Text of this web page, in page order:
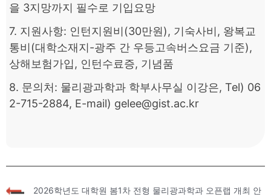
을 3지망까지 필수로 기입요망
7. 지원사항: 인턴지원비(30만원), 기숙사비, 왕복교
통비(대학소재지-광주 간 우등고속버스요금 기준),
상해보험가입, 인턴수료증, 기념품
8. 문의처: 물리광과학과 학부사무실 이강은, Tel) 06
2-715-2884, E-mail) gelee@gist.ac.kr
«
2026학년도 대학원 봄1차 전형 물리광과학과 오픈랩 개최 안